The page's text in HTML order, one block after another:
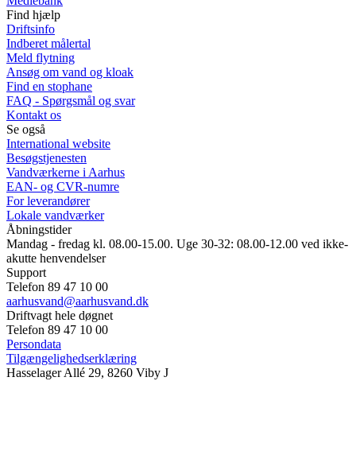
Find hjælp
Driftsinfo
Indberet målertal
Meld flytning
Ansøg om vand og kloak
Find en stophane
FAQ - Spørgsmål og svar
Kontakt os
Se også
International website
Besøgstjenesten
Vandværkerne i Aarhus
EAN- og CVR-numre
For leverandører
Lokale vandværker
Åbningstider
Mandag - fredag kl. 08.00-15.00. Uge 30-32: 08.00-12.00 ved ikke-
akutte henvendelser
Support
Telefon 89 47 10 00
aarhusvand@aarhusvand.dk
Driftvagt hele døgnet
Telefon 89 47 10 00
Persondata
Tilgængelighedserklæring
Hasselager Allé 29, 8260 Viby J